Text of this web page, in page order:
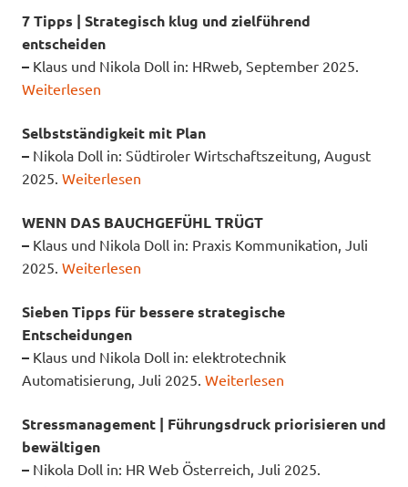
7 Tipps | Strategisch klug und zielführend
entscheiden
– Klaus und Nikola Doll in: HRweb, September 2025.
Weiterlesen
Selbstständigkeit mit Plan
– Nikola Doll in: Südtiroler Wirtschaftszeitung, August
2025. Weiterlesen
WENN DAS BAUCHGEFÜHL TRÜGT
– Klaus und Nikola Doll in: Praxis Kommunikation, Juli
2025. Weiterlesen
Sieben Tipps für bessere strategische
Entscheidungen
– Klaus und Nikola Doll in: elektrotechnik
Automatisierung, Juli 2025. Weiterlesen
Stressmanagement | Führungsdruck priorisieren und
bewältigen
– Nikola Doll in: HR Web Österreich, Juli 2025.